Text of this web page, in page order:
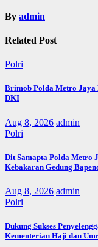
By admin
Related Post
Polri
Brimob Polda Metro Jaya
DKI
Aug 8, 2026 admin
Polri
Dit Samapta Polda Metro
Kebakaran Gedung
Aug 8, 2026 admin
Polri
Dukung Sukses
Kementerian Haji dan